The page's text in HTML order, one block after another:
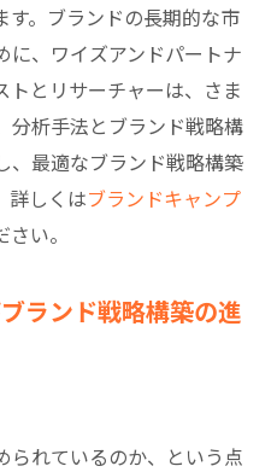
す。ブランドの長期的な市
に、ワイズアンドパートナ
トとリサーチャーは、さま
分析手法とブランド戦略構
、最適なブランド戦略構築
詳しくはブランドキャンプ
い。
ランド戦略構築の進
られているのか、という点